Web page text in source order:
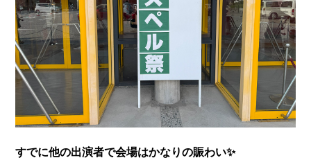
すでに他の出演者で会場はかなりの賑わい✨